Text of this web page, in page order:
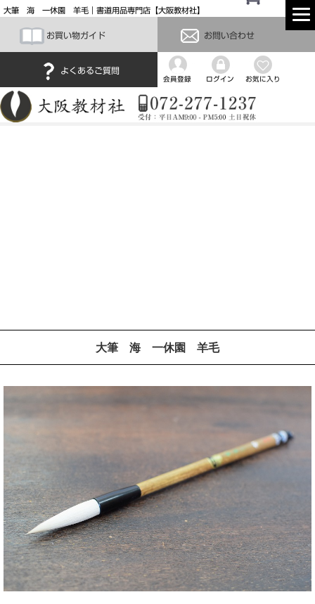
大筆 海 一休園 羊毛｜書道用品専門店【大阪教材社】
お買い物ガイド お問い合わせ
よくあるご質問
会員登録 ログイン お気に入り
大筆 海 一休園 羊毛